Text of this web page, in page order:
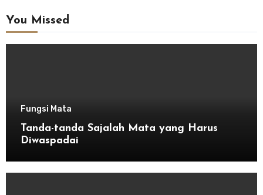
You Missed
Fungsi Mata
Tanda-tanda Sajalah Mata yang Harus
Diwaspadai